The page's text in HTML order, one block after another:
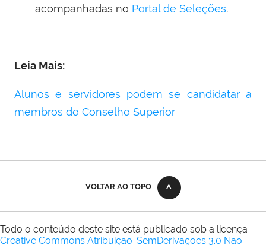
acompanhadas no Portal de Seleções.
Leia Mais:
Alunos e servidores podem se candidatar a
membros do Conselho Superior
VOLTAR AO TOPO
Todo o conteúdo deste site está publicado sob a licença
Creative Commons Atribuição-SemDerivações 3.0 Não